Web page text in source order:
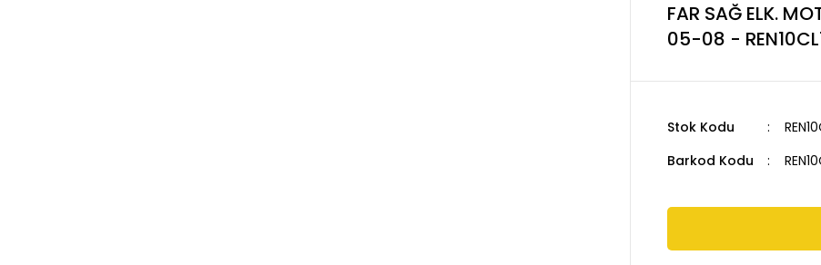
FAR SAĞ ELK.
05-08 -
Stok Kodu
Barkod Kodu